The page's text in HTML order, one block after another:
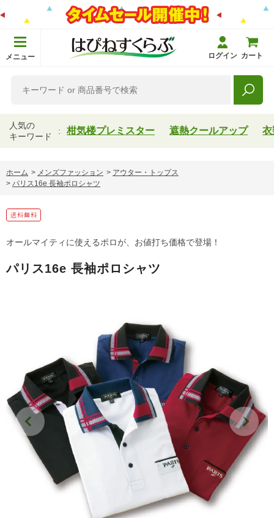
メニュー ログイン カート
人気の
キーワード
柑気楼プレミスター 遮熱クールアップ 衣
ホーム > メンズファッション > アウター・トップス
> パリス16e 長袖ポロシャツ
オールマイティに使えるポロが、お値打ち価格で登場！
パリス16e 長袖ポロシャツ